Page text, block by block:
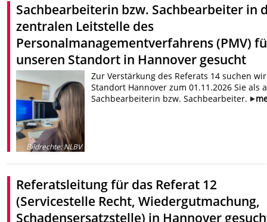
Sachbearbeiterin bzw. Sachbearbeiter in
zentralen Leitstelle des
Personalmanagementverfahrens (PMV)
unseren Standort in Hannover gesucht
Bildrechte:NLBV
Zur Verstärkung des Referats 14 suchen
Standort Hannover zum 01.11.2026 Sie als
Sachbearbeiterin bzw. Sachbearbeiter.
Referatsleitung für das Referat 12
(Servicestelle Recht, Wiedergutmachung,
Schadensersatzstelle) in Hannover